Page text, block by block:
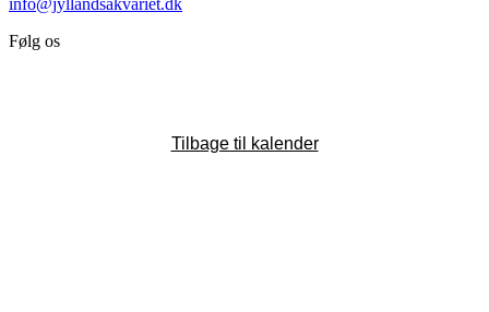
info@jyllandsakvariet.dk
Følg os
Tilbage til kalender